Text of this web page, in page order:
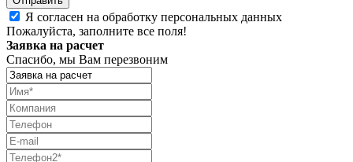
Я согласен на обработку персональных данных
Пожалуйста, заполните все поля!
Заявка на расчет
Спасибо, мы Вам перезвоним